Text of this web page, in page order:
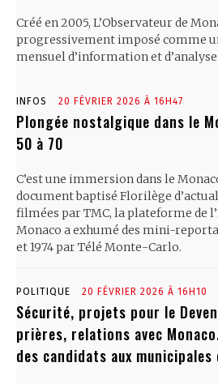
Créé en 2005, L’Observateur de
progressivement imposé comme
mensuel d’information et d’analyse
INFOS 20 FÉVRIER 2026 À 16H47
Plongée nostalgique dans le
50 à 70
C’est une immersion dans le
document baptisé Florilège
filmées par TMC, la plateforme de
Monaco a exhumé des mini-
et 1974 par Télé Monte-Carlo.
POLITIQUE 20 FÉVRIER 2026 À 16H10
Sécurité, projets pour le
prières, relations avec
des candidats aux municipales